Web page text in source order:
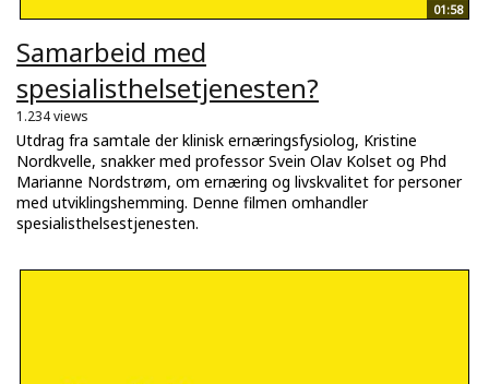
01:58
Samarbeid med
spesialisthelsetjenesten?
1.234 views
Utdrag fra samtale der klinisk ernæringsfysiolog, Kristine
Nordkvelle, snakker med professor Svein Olav Kolset og Phd
Marianne Nordstrøm, om ernæring og livskvalitet for personer
med utviklingshemming. Denne filmen omhandler
spesialisthelsestjenesten.